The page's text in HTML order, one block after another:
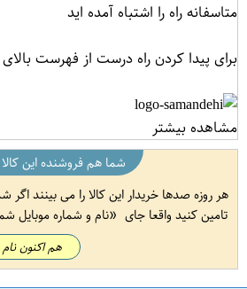
متاسفانه راه را اشتباه آمده اید
برای پیدا کردن راه درست از فهرست
مشاهده بیشتر
شما هم فروشنده این
هر روزه صدها خریدار این کالا را می بینند اگر
تامین کنید واقعا جای
نام و شماره موبایل
هم اکنون نام